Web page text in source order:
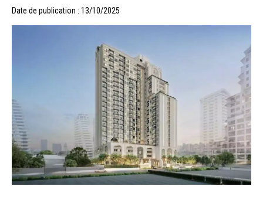
Date de publication : 13/10/2025